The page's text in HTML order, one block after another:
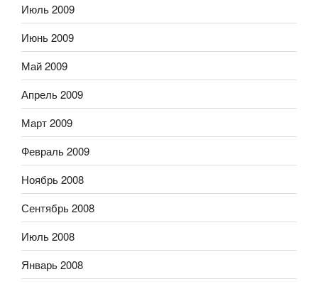
Июль 2009
Июнь 2009
Май 2009
Апрель 2009
Март 2009
Февраль 2009
Ноябрь 2008
Сентябрь 2008
Июль 2008
Январь 2008